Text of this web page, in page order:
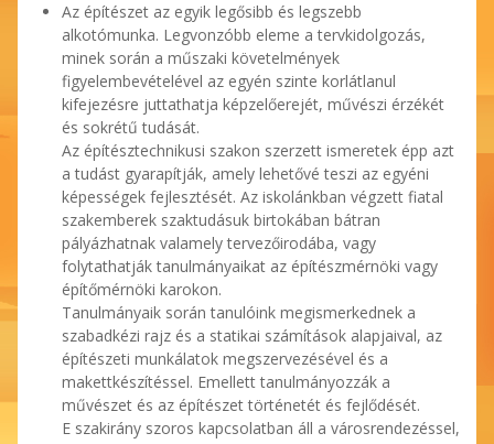
Az építészet az egyik legősibb és legszebb
alkotómunka. Legvonzóbb eleme a tervkidolgozás,
minek során a műszaki követelmények
figyelembevételével az egyén szinte korlátlanul
kifejezésre juttathatja képzelőerejét, művészi érzékét
és sokrétű tudását.
Az építésztechnikusi szakon szerzett ismeretek épp azt
a tudást gyarapítják, amely lehetővé teszi az egyéni
képességek fejlesztését. Az iskolánkban végzett fiatal
szakemberek szaktudásuk birtokában bátran
pályázhatnak valamely tervezőirodába, vagy
folytathatják tanulmányaikat az építészmérnöki vagy
építőmérnöki karokon.
Tanulmányaik során tanulóink megismerkednek a
szabadkézi rajz és a statikai számítások alapjaival, az
építészeti munkálatok megszervezésével és a
makettkészítéssel. Emellett tanulmányozzák a
művészet és az építészet történetét és fejlődését.
E szakirány szoros kapcsolatban áll a városrendezéssel,